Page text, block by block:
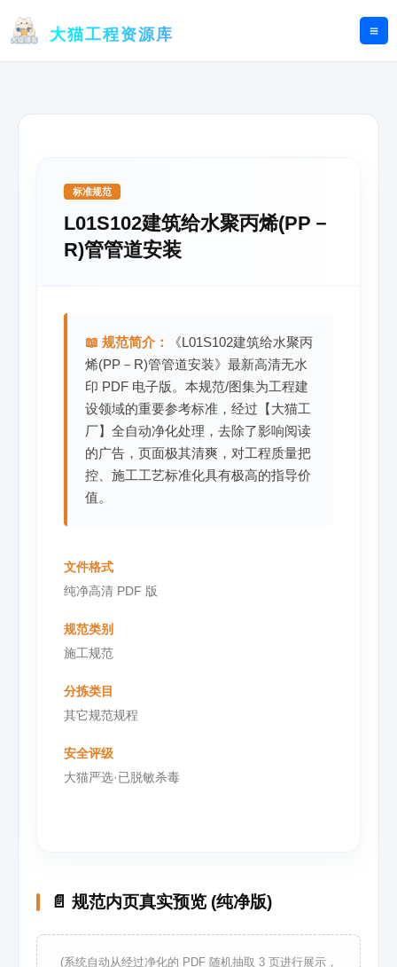
大猫工程资源库
标准规范
L01S102建筑给水聚丙烯(PP－
R)管管道安装
📖 规范简介：
《L01S102建筑给水聚丙
烯(PP－R)管管道安装》最新高清无水
印 PDF 电子版。本规范/图集为工程建
设领域的重要参考标准，经过【大猫工
厂】全自动净化处理，去除了影响阅读
的广告，页面极其清爽，对工程质量把
控、施工工艺标准化具有极高的指导价
值。
文件格式
纯净高清 PDF 版
规范类别
施工规范
分拣类目
其它规范规程
安全评级
大猫严选·已脱敏杀毒
📄 规范内页真实预览 (纯净版)
(系统自动从经过净化的 PDF 随机抽取 3 页进行展示，